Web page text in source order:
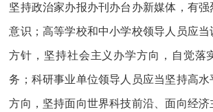
坚持政治家办报办刊办台办新媒体，有
意识；高等学校和中小学校领导人员应
方针，坚持社会主义办学方向，自觉落
务；科研事业单位领导人员应当坚持高
方向，坚持面向世界科技前沿、面向经